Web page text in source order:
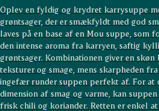
Oplev en fyldig og krydret karrysuppe
grøntsager, der er smækfyldt med god
laves på en base af en Mou suppe, som
den intense aroma fra karryen, saftig
grøntsager. Kombinationen giver en
teksturer og smage, mens skarpheden
ingefær runder suppen perfekt af. For at
dimension af smag og varme, kan
frisk chili og koriander. Retten er enkel